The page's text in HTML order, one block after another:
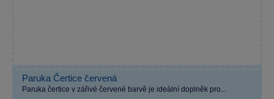
Paruka Čertice červená
Paruka čertice v zářivé červené barvě je ideální doplněk pro...